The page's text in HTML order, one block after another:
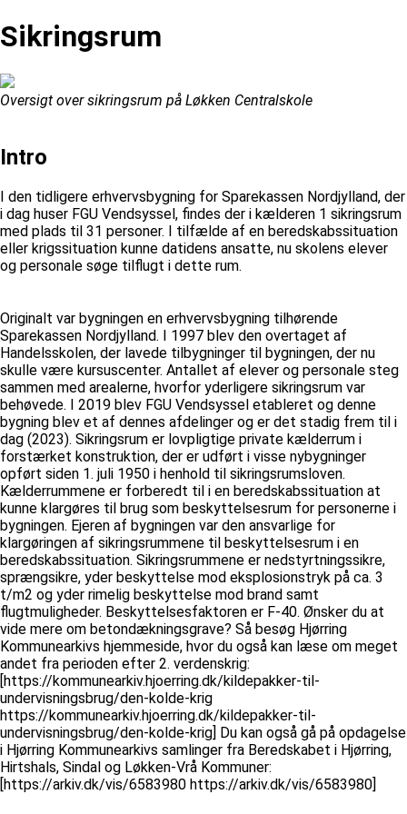
Sikringsrum
Oversigt over sikringsrum på Løkken Centralskole
Intro
I den tidligere erhvervsbygning for Sparekassen Nordjylland, der
i dag huser FGU Vendsyssel, findes der i kælderen 1 sikringsrum
med plads til 31 personer. I tilfælde af en beredskabssituation
eller krigssituation kunne datidens ansatte, nu skolens elever
og personale søge tilflugt i dette rum.
Originalt var bygningen en erhvervsbygning tilhørende
Sparekassen Nordjylland. I 1997 blev den overtaget af
Handelsskolen, der lavede tilbygninger til bygningen, der nu
skulle være kursuscenter. Antallet af elever og personale steg
sammen med arealerne, hvorfor yderligere sikringsrum var
behøvede. I 2019 blev FGU Vendsyssel etableret og denne
bygning blev et af dennes afdelinger og er det stadig frem til i
dag (2023). Sikringsrum er lovpligtige private kælderrum i
forstærket konstruktion, der er udført i visse nybygninger
opført siden 1. juli 1950 i henhold til sikringsrumsloven.
Kælderrummene er forberedt til i en beredskabssituation at
kunne klargøres til brug som beskyttelsesrum for personerne i
bygningen. Ejeren af bygningen var den ansvarlige for
klargøringen af sikringsrummene til beskyttelsesrum i en
beredskabssituation. Sikringsrummene er nedstyrtningssikre,
sprængsikre, yder beskyttelse mod eksplosionstryk på ca. 3
t/m2 og yder rimelig beskyttelse mod brand samt
flugtmuligheder. Beskyttelsesfaktoren er F-40. Ønsker du at
vide mere om betondækningsgrave? Så besøg Hjørring
Kommunearkivs hjemmeside, hvor du også kan læse om meget
andet fra perioden efter 2. verdenskrig:
[https://kommunearkiv.hjoerring.dk/kildepakker-til-
undervisningsbrug/den-kolde-krig
https://kommunearkiv.hjoerring.dk/kildepakker-til-
undervisningsbrug/den-kolde-krig] Du kan også gå på opdagelse
i Hjørring Kommunearkivs samlinger fra Beredskabet i Hjørring,
Hirtshals, Sindal og Løkken-Vrå Kommuner:
[https://arkiv.dk/vis/6583980 https://arkiv.dk/vis/6583980]